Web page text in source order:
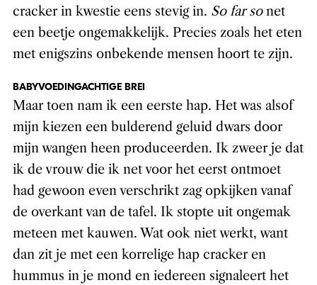
cracker in kwestie eens stevig in. So far sonet
een beetje ongemakkelijk. Precies zoals het eten
met enigszins onbekende mensen hoort te zijn.
BABYVOEDINGACHTIGE BREI
Maar toen nam ik een eerste hap. Het was alsof
mijn kiezen een bulderend geluid dwars door
mijn wangen heen produceerden. Ik zweer je dat
ik de vrouw die ik net voor het eerst ontmoet
had gewoon even verschrikt zag opkijken vanaf
de overkant van de tafel. Ik stopte uit ongemak
meteen met kauwen. Wat ook niet werkt, want
dan zit je met een korrelige hap cracker en
hummus in je mond en iedereen signaleert het